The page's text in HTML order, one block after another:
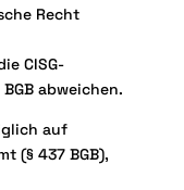
Recht
CISG-
abweichen.
auf
(§ 437 BGB),